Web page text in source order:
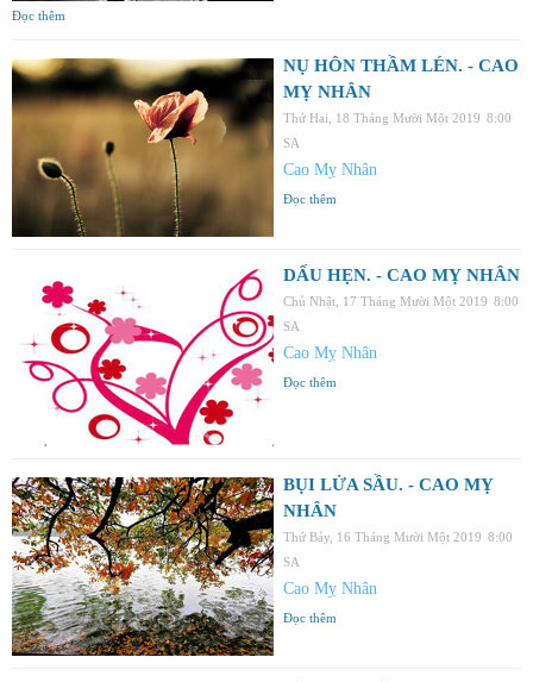
Đọc thêm
NỤ HÔN THẦM LÉN. - CAO
MỴ NHÂN
Thứ Hai, 18 Tháng Mười Một 2019 8:00
SA
Cao Mỵ Nhân
Đọc thêm
DẤU HẸN. - CAO MỴ NHÂN
Chủ Nhật, 17 Tháng Mười Một 2019 8:00
SA
Cao Mỵ Nhân
Đọc thêm
BỤI LỬA SẦU. - CAO MỴ
NHÂN
Thứ Bảy, 16 Tháng Mười Một 2019 8:00
SA
Cao Mỵ Nhân
Đọc thêm